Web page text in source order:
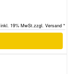
inkl. 19% MwSt.zzgl. Versand *